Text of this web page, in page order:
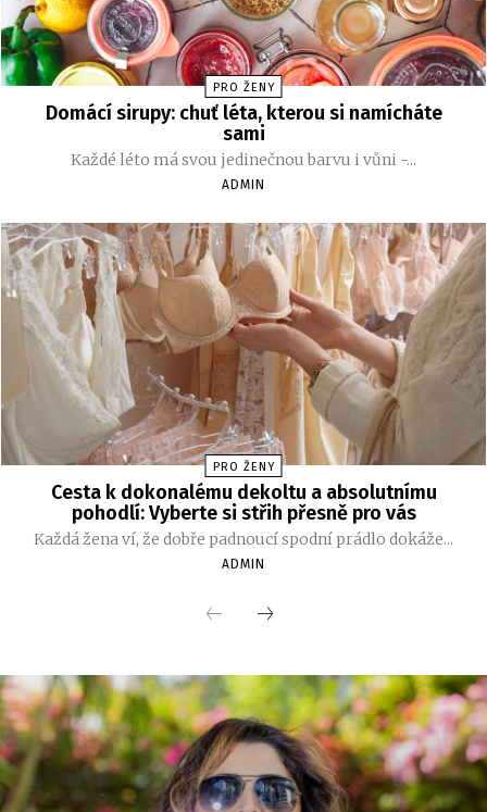
PRO ŽENY
Domácí sirupy: chuť léta, kterou si namícháte
sami
Každé léto má svou jedinečnou barvu i vůni -...
ADMIN
PRO ŽENY
Cesta k dokonalému dekoltu a absolutnímu
pohodlí: Vyberte si střih přesně pro vás
Každá žena ví, že dobře padnoucí spodní prádlo dokáže...
ADMIN